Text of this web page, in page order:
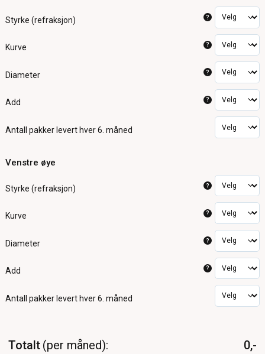
Styrke (refraksjon) ?
Kurve ?
Diameter ?
Add ?
Antall pakker levert hver 6. måned
Venstre øye
Styrke (refraksjon) ?
Kurve ?
Diameter ?
Add ?
Antall pakker levert hver 6. måned
Totalt per måned 0,-